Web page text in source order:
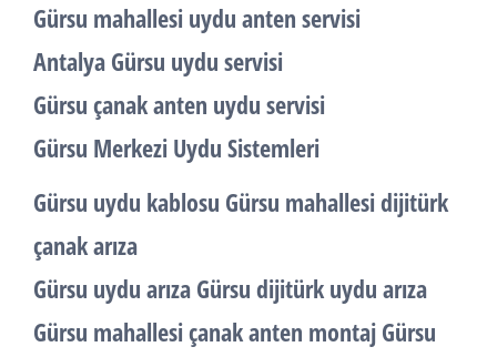
Gürsu mahallesi uydu anten servisi
Antalya Gürsu uydu servisi
Gürsu çanak anten uydu servisi
Gürsu Merkezi Uydu Sistemleri
Gürsu uydu kablosu Gürsu mahallesi dijitürk
çanak arıza
Gürsu uydu arıza Gürsu dijitürk uydu arıza
Gürsu mahallesi çanak anten montaj Gürsu